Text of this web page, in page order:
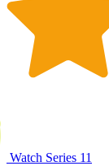
Watch Series 11